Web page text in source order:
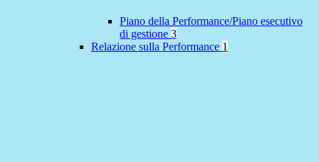
Piano della Performance/Piano esecutivo
di gestione 3
Relazione sulla Performance 1